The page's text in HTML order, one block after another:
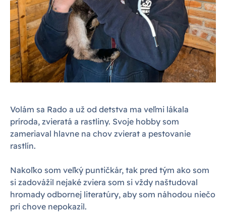
Volám sa Rado a už od detstva ma veľmi lákala
príroda, zvieratá a rastliny. Svoje hobby som
zameriaval hlavne na chov zvierat a pestovanie
rastlín.
Nakoľko som veľký puntičkár, tak pred tým ako som
si zadovážil nejaké zviera som si vždy naštudoval
hromady odbornej literatúry, aby som náhodou niečo
pri chove nepokazil.